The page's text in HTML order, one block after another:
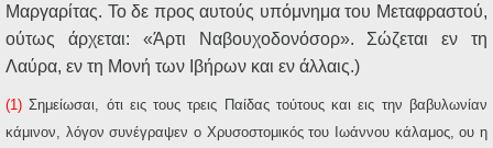
Μαργαρίτας. Το δε προς αυτούς υπόμνημα του Μεταφραστού,
ούτως άρχεται: «Άρτι Ναβουχοδονόσορ». Σώζεται εν τη
Λαύρα, εν τη Μονή των Ιβήρων και εν άλλαις.)
(1)Σημείωσαι, ότι εις τους τρεις Παίδας τούτους και εις την βαβυλωνίαν
κάμινον, λόγον συνέγραψεν ο Χρυσοστομικός του Ιωάννου κάλαμος, ου η